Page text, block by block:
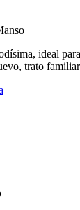
ideal
trato